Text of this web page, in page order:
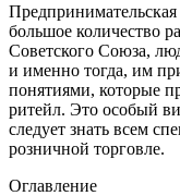
Предпринимательская
большое количество
Советского Союза,
и именно тогда, им
понятиями, которые
ритейл. Это особый
следует знать всем
розничной торговле.
Оглавление